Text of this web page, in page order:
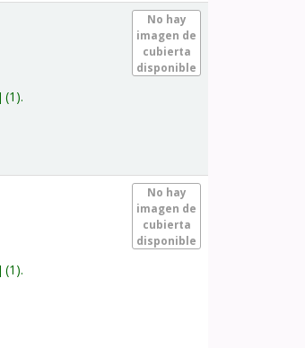
No hay
imagen de
cubierta
disponible
(1).
No hay
imagen de
cubierta
disponible
(1).